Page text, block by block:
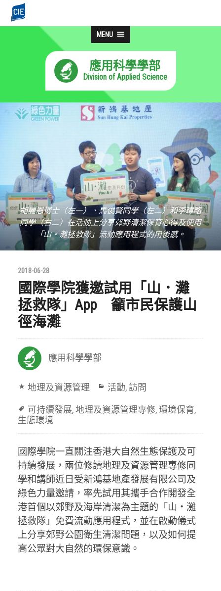
MENU
應用科學學部
Division of Applied Science
胡麗恩博士（左一）、馬俊賢同學（左二）和李瑋略
同學（右二）在活動上分享郊野清潔保育心得及使用
「山‧灘拯救隊」流動應用程式的用後感。
2018-06-28
國際學院獲邀試用「山．灘
拯救隊」App 籲市民保護山
徑海灘
應用科學學部
地理及資源管理 活動,訪問
可持續發展,地理及資源管理專修,環境保育,
生態環境
國際學院一直關注香港大自然生態保護及可
持續發展，兩位修讀地理及資源管理專修同
學和講師近日受新鴻基地產發展有限公司及
綠色力量邀請，率先試用其攜手合作開發全
港首個以郊野及海岸清潔為主題的「山‧灘
拯救隊」免費流動應用程式，並在啟動儀式
上分享郊野公園衛生清潔問題，以及如何提
高公眾對大自然的環保意識。